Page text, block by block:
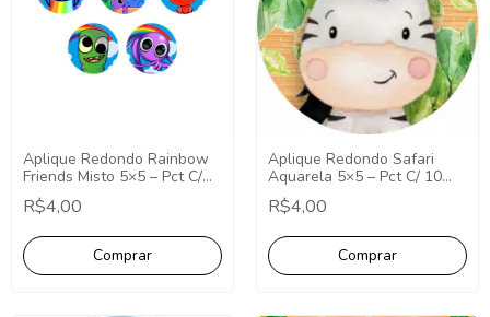
Aplique Redondo Rainbow
Friends Misto 5×5 – Pct C/
10 unid
R$4,00
Aplique Redondo Safari
Aquarela 5×5 – Pct C/ 10
unid
R$4,00